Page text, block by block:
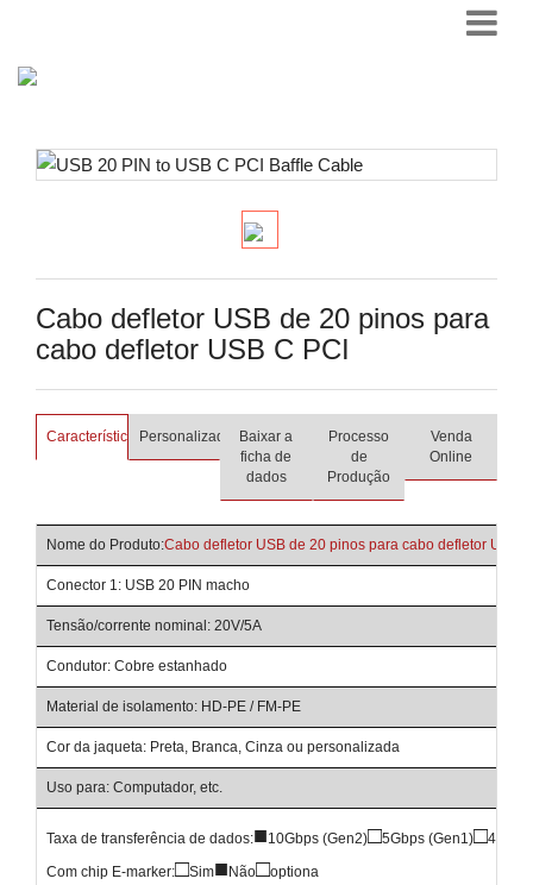
Cabo defletor USB de 20 pinos para
cabo defletor USB C PCI
CaracterísticasPersonalizado
Baixar a
ficha de
dados
Processo
de
Produção
Venda
Online
Nome do Produto:Cabo defletor USB de 20 pinos para cabo defletor USB
Conector 1: USB 20 PIN macho
Tensão/corrente nominal: 20V/5A
Condutor: Cobre estanhado
Material de isolamento: HD-PE / FM-PE
Cor da jaqueta: Preta, Branca, Cinza ou personalizada
Uso para: Computador, etc.
Taxa de transferência de dados:■10Gbps (Gen2)□5Gbps (Gen1)□
Com chip E-marker:□Sim■Não□optiona